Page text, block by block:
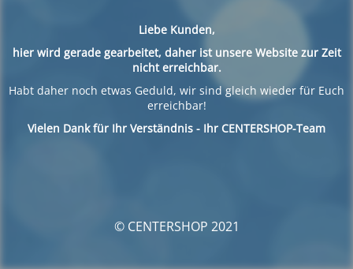
Liebe Kunden,
hier wird gerade gearbeitet, daher ist unsere Website zur Zeit
nicht erreichbar.
Habt daher noch etwas Geduld, wir sind gleich wieder für Euch
erreichbar!
Vielen Dank für Ihr Verständnis - Ihr CENTERSHOP-Team
© CENTERSHOP 2021